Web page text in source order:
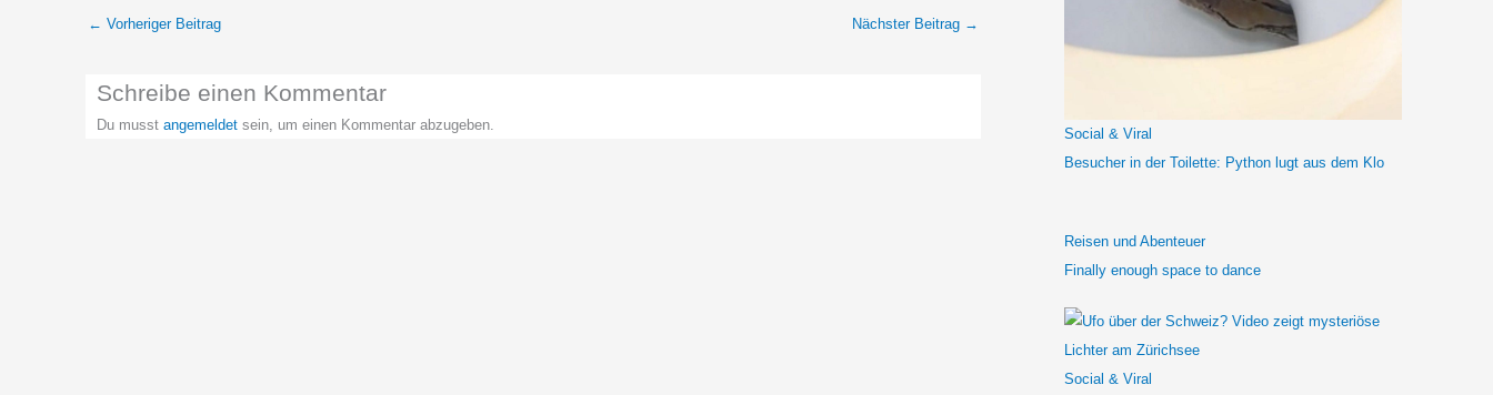
← Vorheriger Beitrag Nächster Beitrag →
Schreibe einen Kommentar
Du musst angemeldet sein, um einen Kommentar abzugeben.
h
Social & Viral
Besucher in der Toilette: Python lugt aus dem Klo
Reisen und Abenteuer
Finally enough space to dance
Social & Viral